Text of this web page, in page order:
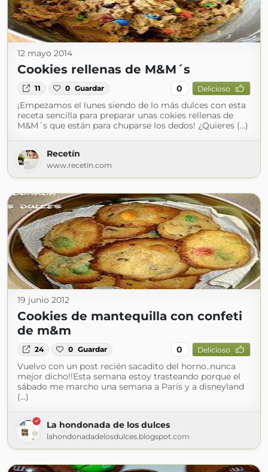
12 mayo 2014
Cookies rellenas de M&M´s
11 0 Guardar 0 Delicioso
¡Empezamos el lunes siendo de lo más dulces con esta
receta sencilla para preparar unas cokies rellenas de
M&M´s que están para chuparse los dedos! ¿Quieres (...)
Recetín
www.recetin.com
19 junio 2012
Cookies de mantequilla con confeti
de m&m
24 0 Guardar 0 Delicioso
Vuelvo con un post recién sacadito del horno..nunca
mejor dicho!!Esta semana estoy trasteando porque el
sábado me marcho una semana a París y a disneyland
(...)
La hondonada de los dulces
lahondonadadelosdulces.blogspot.com